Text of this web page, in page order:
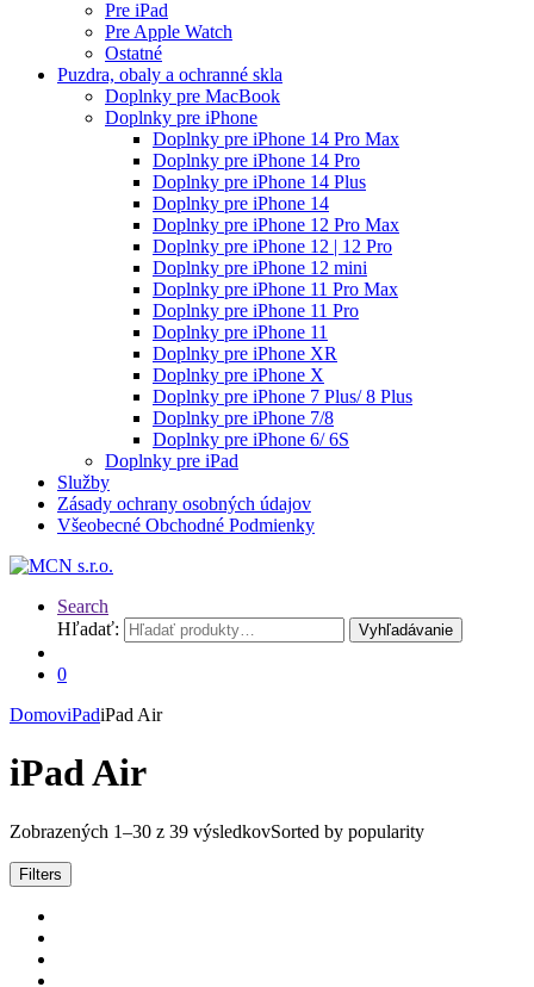
Pre iPad
Pre Apple Watch
Ostatné
Puzdra, obaly a ochranné skla
Doplnky pre MacBook
Doplnky pre iPhone
Doplnky pre iPhone 14 Pro Max
Doplnky pre iPhone 14 Pro
Doplnky pre iPhone 14 Plus
Doplnky pre iPhone 14
Doplnky pre iPhone 12 Pro Max
Doplnky pre iPhone 12 | 12 Pro
Doplnky pre iPhone 12 mini
Doplnky pre iPhone 11 Pro Max
Doplnky pre iPhone 11 Pro
Doplnky pre iPhone 11
Doplnky pre iPhone XR
Doplnky pre iPhone X
Doplnky pre iPhone 7 Plus/ 8 Plus
Doplnky pre iPhone 7/8
Doplnky pre iPhone 6/ 6S
Doplnky pre iPad
Služby
Zásady ochrany osobných údajov
Všeobecné Obchodné Podmienky
Search
Hľadať:
Vyhľadávanie
0
DomoviPadiPad Air
iPad Air
Zobrazených 1–30 z 39 výsledkovSorted by popularity
Filters